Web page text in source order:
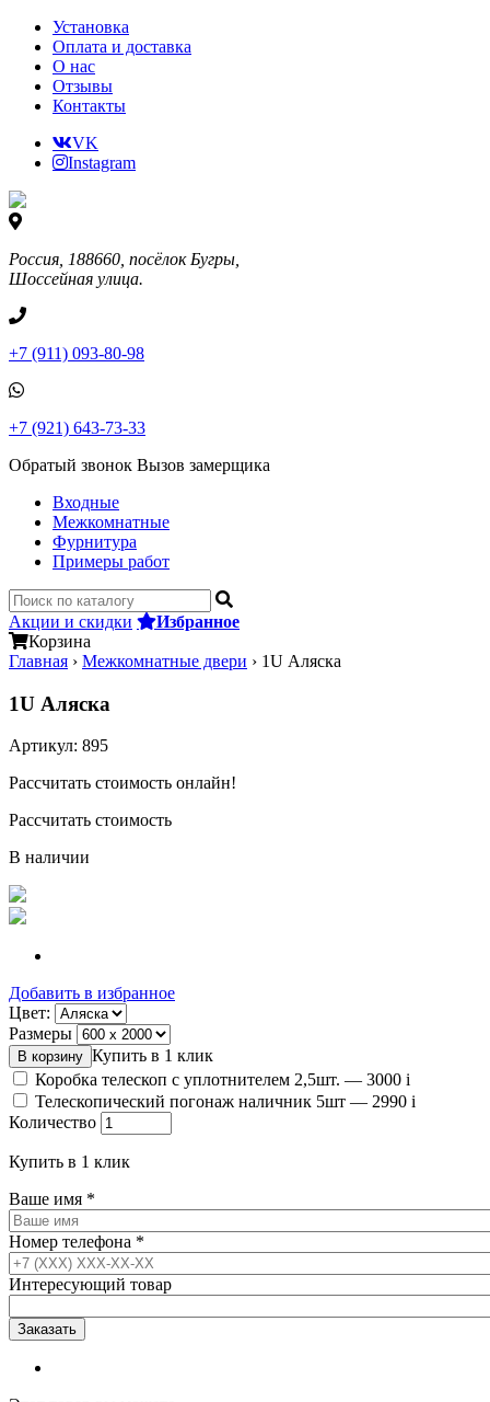
Установка
Оплата и доставка
О нас
Отзывы
Контакты
VK
Instagram
Россия, 188660, посёлок Бугры,
Шоссейная улица.
+7 (911) 093-80-98
+7 (921) 643-73-33
Обратый звонок Вызов замерщика
Входные
Межкомнатные
Фурнитура
Примеры работ
Акции и скидки Избранное
Корзина
Главная › Межкомнатные двери › 1U Аляска
1U Аляска
Артикул: 895
Рассчитать стоимость онлайн!
Рассчитать стоимость
В наличии
Добавить в избранное
Цвет:
Размеры
Купить в 1 клик
Коробка телескоп с уплотнителем 2,5шт. — 3000 i
Телескопический погонаж наличник 5шт — 2990 i
Количество
Купить в 1 клик
Ваше имя *
Номер телефона *
Интересующий товар